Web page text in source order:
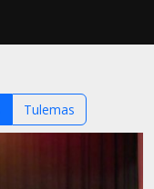
Tulemas